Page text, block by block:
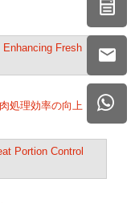
処理効率の向上